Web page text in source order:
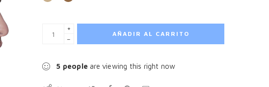
+
−
AÑADIR AL CARRITO
5 people are viewing this right now